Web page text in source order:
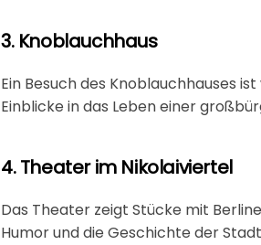
3. Knoblauchhaus
Ein Besuch des Knoblauchhauses
Einblicke in das Leben einer
4. Theater im Nikolaiviertel
Das Theater zeigt Stücke mit
Humor und die Geschichte der